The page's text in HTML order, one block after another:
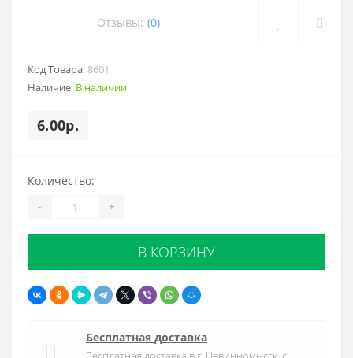
Отзывы: (0)
Код Товара: 8601
Наличие: В наличии
6.00р.
Количество:
- +
В КОРЗИНУ
Бесплатная доставка